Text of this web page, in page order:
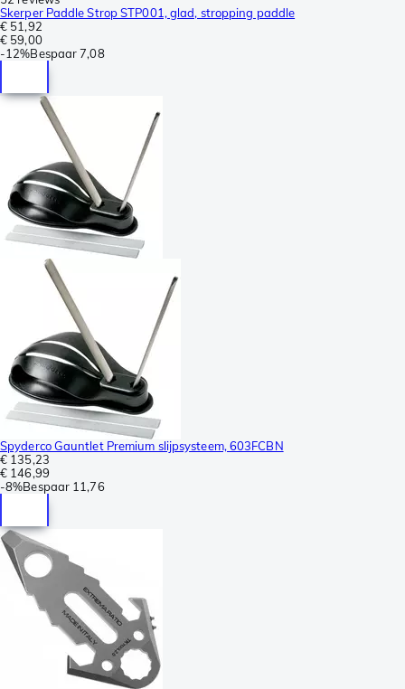
Skerper Paddle Strop STP001, glad, stropping paddle
€ 51,92
€ 59,00
-12%Bespaar 7,08
Spyderco Gauntlet Premium slijpsysteem, 603FCBN
€ 135,23
€ 146,99
-8%Bespaar 11,76